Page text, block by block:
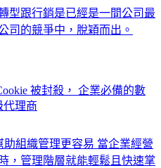
型跟行銷是已經是一間公司最
司的競爭中，脫穎而出。
被封殺， 企業必備的數
代理商
組織管理更容易 當企業經營
，管理階層就能輕鬆且快速掌